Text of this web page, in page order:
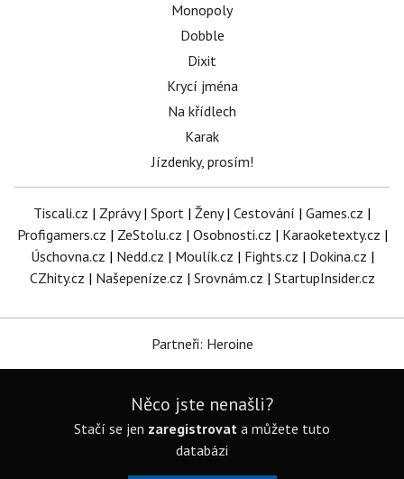
Monopoly
Dobble
Dixit
Krycí jména
Na křídlech
Karak
Jízdenky, prosím!
Tiscali.cz | Zprávy| Sport | Ženy| Cestování | Games.cz |
Profigamers.cz | ZeStolu.cz | Osobnosti.cz | Karaoketexty.cz |
Úschovna.cz | Nedd.cz | Moulík.cz | Fights.cz | Dokina.cz |
CZhity.cz | Našepeníze.cz | Srovnám.cz | StartupInsider.cz
Partneři: Heroine
Něco jste nenašli?
Stačí se jen zaregistrovat a můžete tuto
databázi